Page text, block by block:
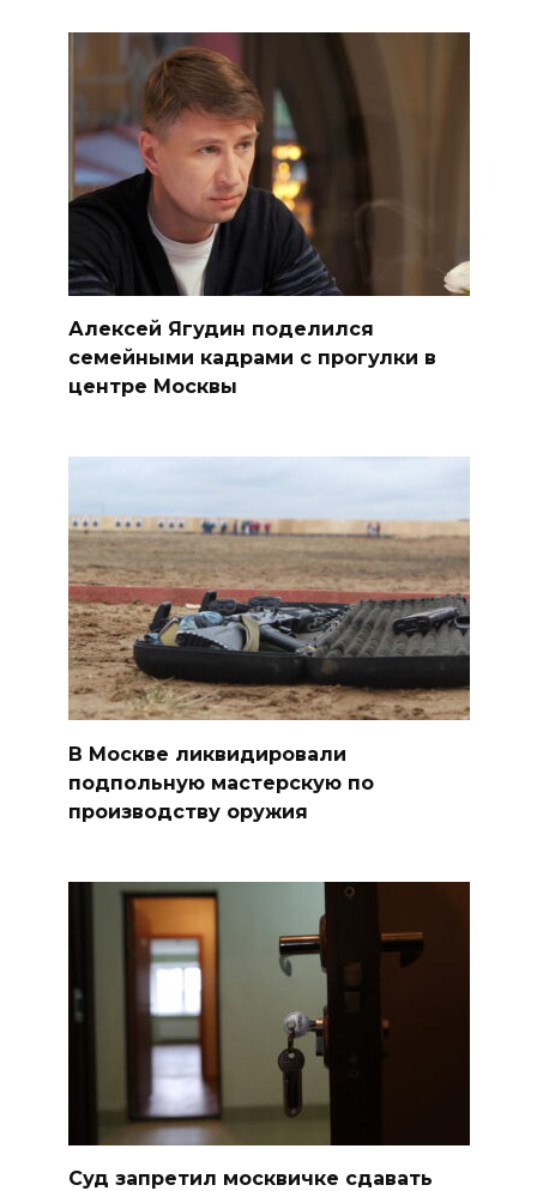
Алексей Ягудин поделился
семейными кадрами с прогулки в
центре Москвы
В Москве ликвидировали
подпольную мастерскую по
производству оружия
Суд запретил москвичке сдавать